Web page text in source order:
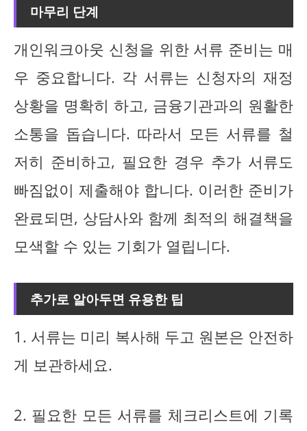
마무리 단계
개인워크아웃 신청을 위한 서류 준비는 매
우 중요합니다. 각 서류는 신청자의 재정
상황을 명확히 하고, 금융기관과의 원활한
소통을 돕습니다. 따라서 모든 서류를 철
저히 준비하고, 필요한 경우 추가 서류도
빠짐없이 제출해야 합니다. 이러한 준비가
완료되면, 상담사와 함께 최적의 해결책을
모색할 수 있는 기회가 열립니다.
추가로 알아두면 유용한 팁
1. 서류는 미리 복사해 두고 원본은 안전하
게 보관하세요.
2. 필요한 모든 서류를 체크리스트에 기록